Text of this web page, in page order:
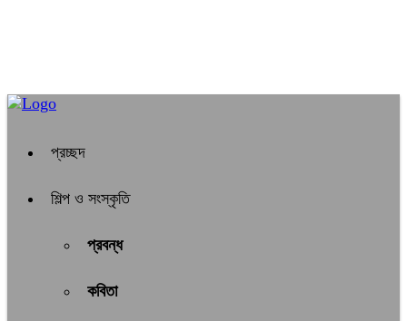
প্রচ্ছদ
শিল্প ও সংস্কৃতি
প্রবন্ধ
কবিতা